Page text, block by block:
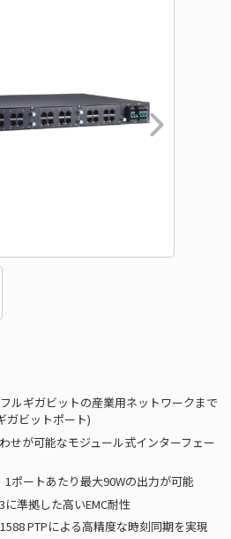
ルギガビットの産業用ネットワークまで
ガビットポート)
せが可能なモジュール式インターフェー
1ポートあたり最大90Wの出力が可能
に準拠した高いEMC耐性
PTPによる高精度な時刻同期を実現